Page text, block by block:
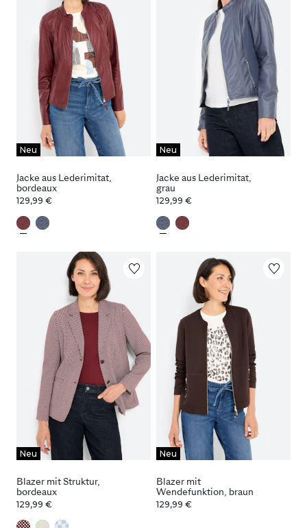
Neu
Jacke aus Lederimitat,
bordeaux
129,99 €
Neu
Jacke aus Lederimitat,
grau
129,99 €
Neu
Blazer mit Struktur,
bordeaux
129,99 €
Neu
Blazer mit
Wendefunktion, braun
129,99 €